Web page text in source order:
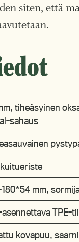
siten, että
tiheäsyinen
sahaus
mm,
TPE-
kovapuu, saarni